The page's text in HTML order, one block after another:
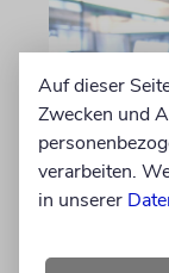
Auf dieser
Zwecken und
verarbeiten.
in unserer